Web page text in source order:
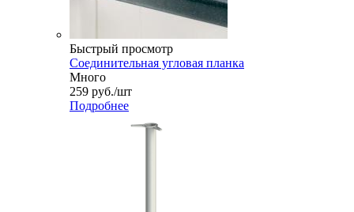
Быстрый просмотр
Соединительная угловая планка
Много
259 руб./шт
Подробнее